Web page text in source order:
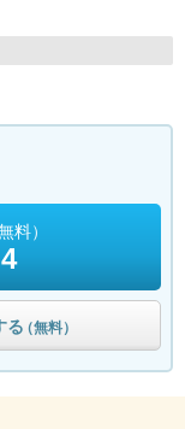
料）
る（無料）